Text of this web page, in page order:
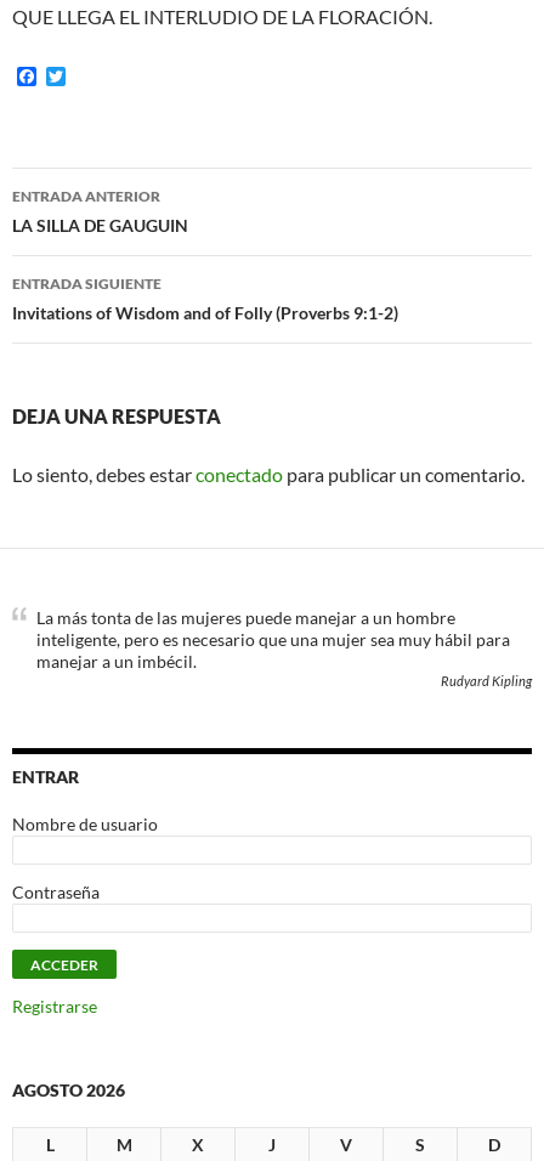
QUE LLEGA EL INTERLUDIO DE LA FLORACIÓN.
F
o
o
e
r
Navegación
de
entradas
ENTRADA ANTERIOR
LA SILLA DE GAUGUIN
ENTRADA SIGUIENTE
Invitations of Wisdom and of Folly (Proverbs 9:1-2)
DEJA UNA RESPUESTA
Lo siento, debes estarconectado para publicar un comentario.
La más tonta de las mujeres puede manejar a un hombre
inteligente, pero es necesario que una mujer sea muy hábil para
manejar a un imbécil.
Rudyard Kipling
ENTRAR
Nombre de usuario
Contraseña
Registrarse
AGOSTO 2026
L M X J V S
D